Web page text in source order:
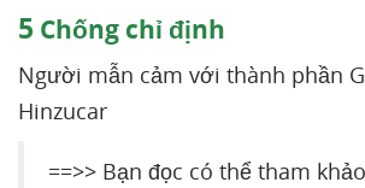
5 Chống chỉ định
Người mẫn cảm với thành phần
Hinzucar
==>> Bạn đọc có thể tham